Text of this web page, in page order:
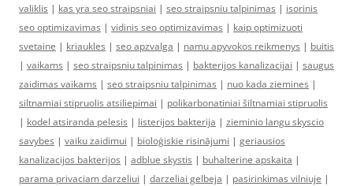
valiklis | kas yra seo straipsniai | seo straipsniu talpinimas | isorinis
seo optimizavimas | vidinis seo optimizavimas | kaip optimizuoti
svetaine | kriaukles | seo apzvalga | namu apyvokos reikmenys | buitis
| vaikams | seo straipsniu talpinimas | bakterijos kanalizacijai | saugus
zaidimas vaikams | seo straipsniu talpinimas | nuo kada ziemines |
siltnamiai stipruolis atsiliepimai | polikarbonatiniai šiltnamiai stipruolis
| kodel atsiranda pelesis | listerijos bakterija | zieminio langu skyscio
savybes | vaiku zaidimui | bioloģiskie risinājumi | geriausios
kanalizacijos bakterijos | adblue skystis | buhalterine apskaita |
parama privaciam darzeliui | darzeliai gelbeja | pasirinkimas vilniuje |